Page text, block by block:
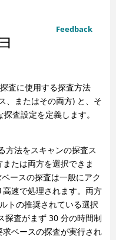
Feedback
査に使用する探査方法
、またはその両方) と、そ
査設定を定義します。
方法をスキャンの探査ス
たは両方を選択できま
ースの探査は一般にアク
速で処理されます。両方
トの推奨されている選択
探査がまず 30 分の時間制
ベースの探査が実行され